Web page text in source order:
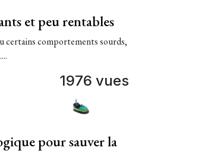
et peu rentables
certains comportements sourds,
1976 vues
pour sauver la